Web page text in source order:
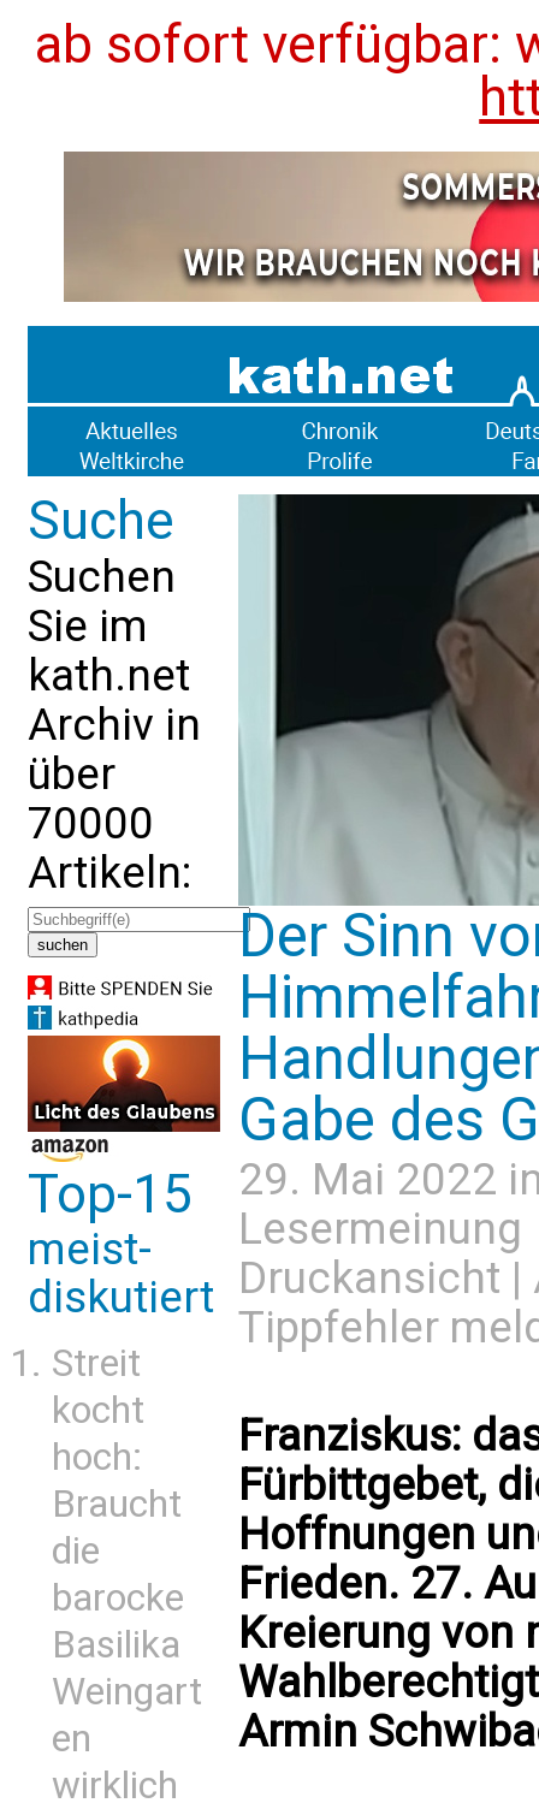
ab sofort verfügbar:
Suche
Suchen
Sie im
kath.net
Archiv in
über
70000
Artikeln:
Top-15
meist-
diskutiert
Streit
kocht
hoch:
Braucht
die
barocke
Basilika
Weingart
en
wirklich
Der Sinn
Gabe des
29. Mai 2022
Lesermeinung
Druckansicht |
Tippfehler
Franziskus:
Fürbittgebet,
Hoffnungen
Frieden. 27.
Kreierung von
Armin